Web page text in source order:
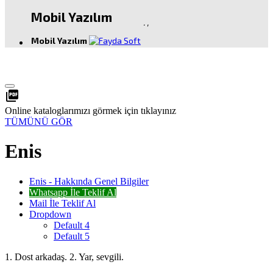
Mobil Yazılım
Mobil Yazılım
. ,
picture_as_pdf
Online kataloglarımızı görmek için tıklayınız
TÜMÜNÜ GÖR
Enis
Enis - Hakkında Genel Bilgiler
Whatsapp İle Teklif Al
Mail İle Teklif Al
Dropdown
Default 4
Default 5
1. Dost arkadaş. 2. Yar, sevgili.